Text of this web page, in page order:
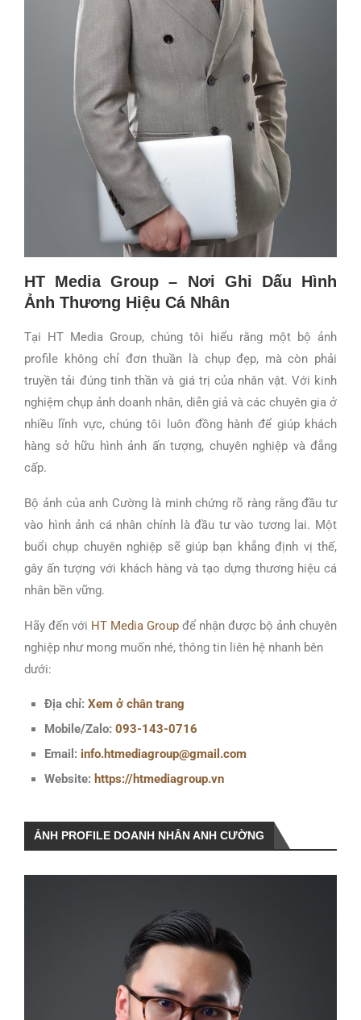
HT Media Group – Nơi Ghi Dấu Hình
Ảnh Thương Hiệu Cá Nhân
Tại HT Media Group, chúng tôi hiểu rằng một bộ ảnh
profile không chỉ đơn thuần là chụp đẹp, mà còn phải
truyền tải đúng tinh thần và giá trị của nhân vật. Với kinh
nghiệm chụp ảnh doanh nhân, diễn giả và các chuyên gia ở
nhiều lĩnh vực, chúng tôi luôn đồng hành để giúp khách
hàng sở hữu hình ảnh ấn tượng, chuyên nghiệp và đẳng
cấp.
Bộ ảnh của anh Cường là minh chứng rõ ràng rằng đầu tư
vào hình ảnh cá nhân chính là đầu tư vào tương lai. Một
buổi chụp chuyên nghiệp sẽ giúp bạn khẳng định vị thế,
gây ấn tượng với khách hàng và tạo dựng thương hiệu cá
nhân bền vững.
Hãy đến với HT Media Group để nhận được bộ ảnh chuyên
nghiệp như mong muốn nhé, thông tin liên hệ nhanh bên
dưới:
Địa chỉ: Xem ở chân trang
Mobile/Zalo: 093-143-0716
Email: info.htmediagroup@gmail.com
Website: https://htmediagroup.vn
ẢNH PROFILE DOANH NHÂN ANH CƯỜNG